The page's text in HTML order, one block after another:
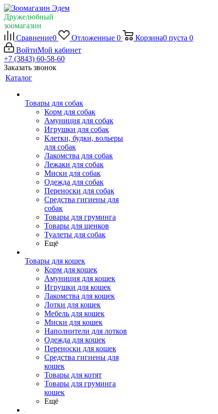
Дружелюбный
зоомагазин
Сравнение0 Отложенные 0 Корзина0 пуста 0
ВойтиМой кабинет
+7 (3843) 60-58-60
Заказать звонок
Каталог
Товары для собак
Корм для собак
Амуниция для собак
Игрушки для собак
Клетки, будки, вольеры
для собак
Лакомства для собак
Лежаки для собак
Миски для собак
Одежда для собак
Переноски для собак
Средства гигиены для
собак
Товары для груминга
Товары для щенков
Туалеты для собак
Ещё
Товары для кошек
Корм для кошек
Амуниция для кошек
Игрушки для кошек
Лакомства для кошек
Лотки для кошек
Мебель для кошек
Миски для кошек
Наполнители для лотков
Одежда для кошек
Переноски для кошек
Средства гигиены для
кошек
Товары для котят
Товары для груминга
кошек
Ещё